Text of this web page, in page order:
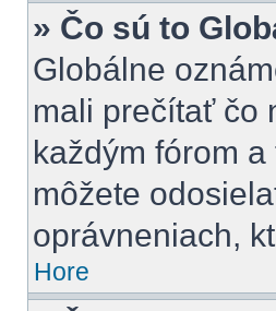
» Čo sú to
Globálne
mali prečítať čo
každým fórom
môžete
oprávneniach,
Hore